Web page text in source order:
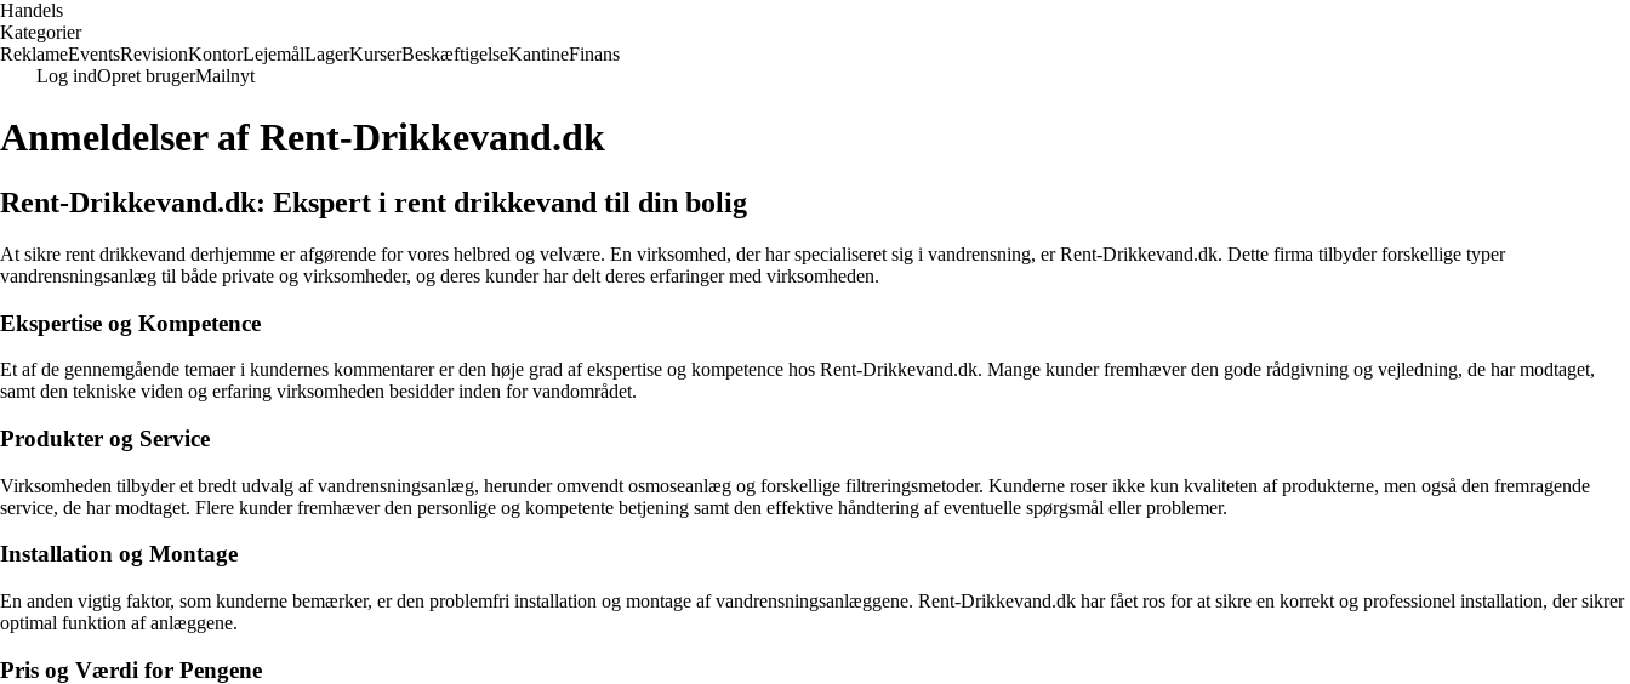
Handels
Kategorier
ReklameEventsRevisionKontorLejemålLagerKurserBeskæftigelseKantineFinans
Log indOpret brugerMailnyt
Anmeldelser af Rent-Drikkevand.dk
Rent-Drikkevand.dk: Ekspert i rent drikkevand til din bolig
At sikre rent drikkevand derhjemme er afgørende for vores helbred og velvære. En virksomhed, der har specialiseret sig i vandrensning, er Rent-Drikkevand.dk. Dette firma tilbyder forskellige typer
vandrensningsanlæg til både private og virksomheder, og deres kunder har delt deres erfaringer med virksomheden.
Ekspertise og Kompetence
Et af de gennemgående temaer i kundernes kommentarer er den høje grad af ekspertise og kompetence hos Rent-Drikkevand.dk. Mange kunder fremhæver den gode rådgivning og vejledning, de har modtaget,
samt den tekniske viden og erfaring virksomheden besidder inden for vandområdet.
Produkter og Service
Virksomheden tilbyder et bredt udvalg af vandrensningsanlæg, herunder omvendt osmoseanlæg og forskellige filtreringsmetoder. Kunderne roser ikke kun kvaliteten af produkterne, men også den fremragende
service, de har modtaget. Flere kunder fremhæver den personlige og kompetente betjening samt den effektive håndtering af eventuelle spørgsmål eller problemer.
Installation og Montage
En anden vigtig faktor, som kunderne bemærker, er den problemfri installation og montage af vandrensningsanlæggene. Rent-Drikkevand.dk har fået ros for at sikre en korrekt og professionel installation, der sikrer
optimal funktion af anlæggene.
Pris og Værdi for Pengene